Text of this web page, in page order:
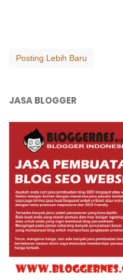
Posting Lebih Baru
JASA BLOGGER